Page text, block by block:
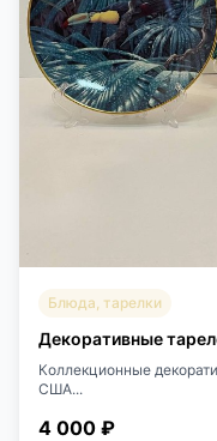
Блюда, тарелки
Декоративные
Коллекционные
США...
4 000 ₽